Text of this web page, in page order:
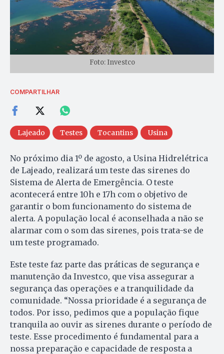
Foto: Investco
COMPARTILHAR
Lajeado Testes Tocantins Usina
No próximo dia 1º de agosto, a Usina Hidrelétrica
de Lajeado, realizará um teste das sirenes do
Sistema de Alerta de Emergência. O teste
acontecerá entre 10h e 17h com o objetivo de
garantir o bom funcionamento do sistema de
alerta. A população local é aconselhada a não se
alarmar com o som das sirenes, pois trata-se de
um teste programado.
Este teste faz parte das práticas de segurança e
manutenção da Investco, que visa assegurar a
segurança das operações e a tranquilidade da
comunidade. “Nossa prioridade é a segurança de
todos. Por isso, pedimos que a população fique
tranquila ao ouvir as sirenes durante o período de
teste. Esse procedimento é fundamental para a
nossa preparação e capacidade de resposta a